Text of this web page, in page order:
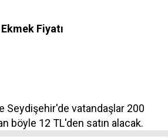
Fiyatı
Seydişehir'de vatandaşlar 200
böyle 12 TL'den satın alacak.